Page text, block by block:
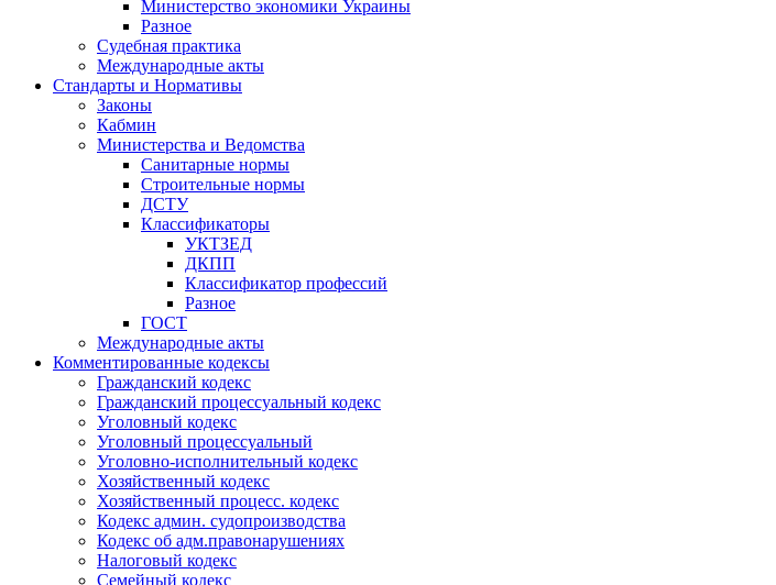
Министерство экономики Украины
Разное
Судебная практика
Международные акты
Стандарты и Нормативы
Законы
Кабмин
Министерства и Ведомства
Санитарные нормы
Строительные нормы
ДСТУ
Классификаторы
УКТЗЕД
ДКПП
Классификатор профессий
Разное
ГОСТ
Международные акты
Комментированные кодексы
Гражданский кодекс
Гражданский процессуальный кодекс
Уголовный кодекс
Уголовный процессуальный
Уголовно-исполнительный кодекс
Хозяйственный кодекс
Хозяйственный процесс. кодекс
Кодекс админ. судопроизводства
Кодекс об адм.правонарушениях
Налоговый кодекс
Семейный кодекс